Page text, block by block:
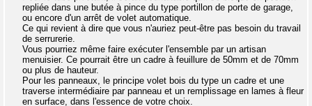
repliée dans une butée à pince du type portillon de porte de garage,
ou encore d'un arrêt de volet automatique.
Ce qui revient à dire que vous n'auriez peut-être pas besoin du travail
de serrurerie.
Vous pourriez même faire exécuter l'ensemble par un artisan
menuisier. Ce pourrait être un cadre à feuillure de 50mm et de 70mm
ou plus de hauteur.
Pour les panneaux, le principe volet bois du type un cadre et une
traverse intermédiaire par panneau et un remplissage en lames à fleur
en surface, dans l'essence de votre choix.